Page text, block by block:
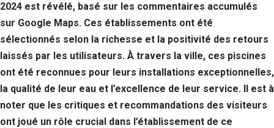
2024 est révélé, basé sur les commentaires accumulés
sur Google Maps. Ces établissements ont été
sélectionnés selon la richesse et la positivité des retours
laissés par les utilisateurs. À travers la ville, ces piscines
ont été reconnues pour leurs installations exceptionnelles,
la qualité de leur eau et l’excellence de leur service. Il est à
noter que les critiques et recommandations des visiteurs
ont joué un rôle crucial dans l’établissement de ce
Experience
Afin que notre
site Web
aussi bien que
possible lors
de votre visite.
Si vous
refusez ces
cookies,